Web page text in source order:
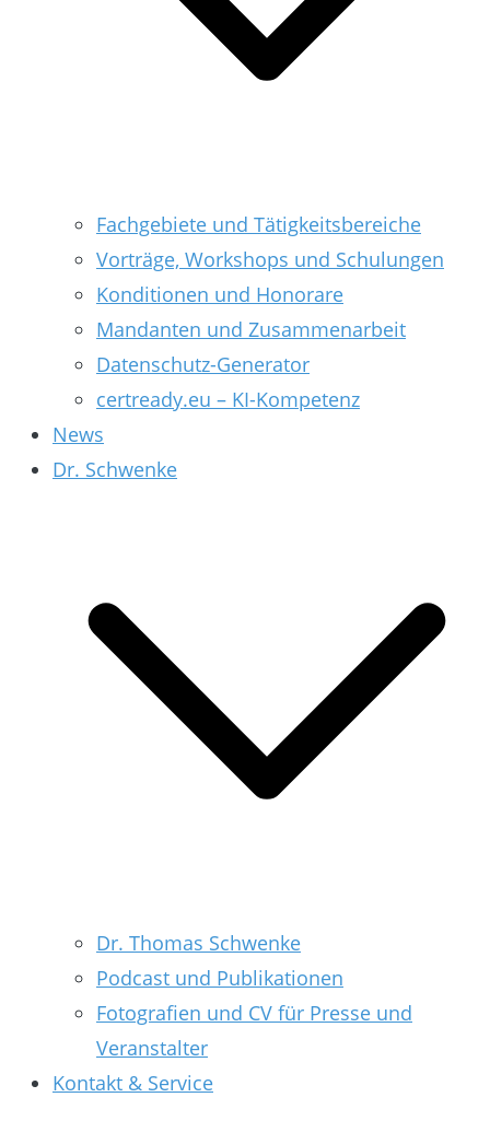
Fachgebiete und Tätigkeitsbereiche
Vorträge, Workshops und Schulungen
Konditionen und Honorare
Mandanten und Zusammenarbeit
Datenschutz-Generator
certready.eu – KI-Kompetenz
News
Dr. Schwenke
Dr. Thomas Schwenke
Podcast und Publikationen
Fotografien und CV für Presse und
Veranstalter
Kontakt & Service